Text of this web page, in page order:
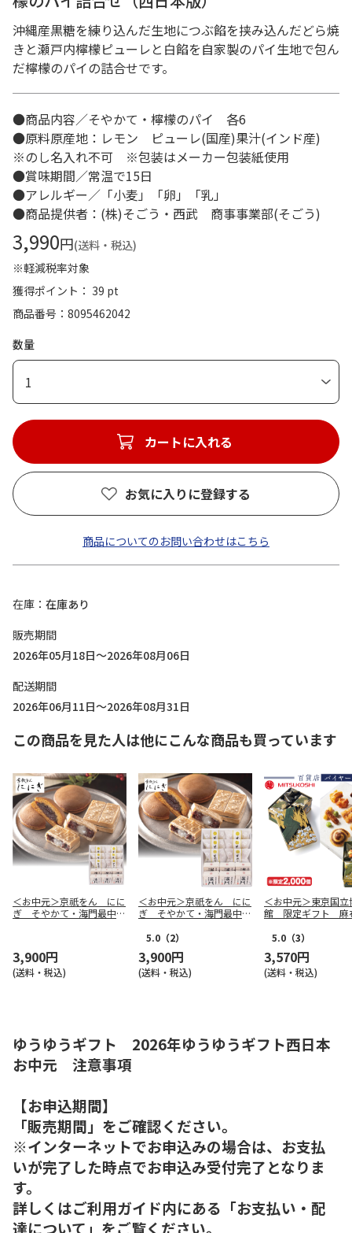
沖縄産黒糖を練り込んだ生地につぶ餡を挟み込んだどら焼
きと瀬戸内檸檬ピューレと白餡を自家製のパイ生地で包ん
だ檸檬のパイの詰合せです。
●商品内容／そやかて・檸檬のパイ 各6
●原料原産地：レモン ピューレ(国産)果汁(インド産)
※のし名入れ不可 ※包装はメーカー包装紙使用
●賞味期間／常温で15日
●アレルギー／「小麦」「卵」「乳」
●商品提供者：(株)そごう・西武 商事事業部(そごう)
3,990円(送料・税込)
※軽減税率対象
獲得ポイント： 39 pt
商品番号
8095462042
数量
1
カートに入れる
お気に入りに登録する
商品についてのお問い合わせはこちら
在庫
在庫あり
販売期間
2026年05月18日～2026年08月06日
配送期間
2026年06月11日～2026年08月31日
この商品を見た人は他にこんな商品も買っています
＜お中元＞京祇をん にに
ぎ そやかて・海門最中
3,900円
(送料・税込)
＜お中元＞京祇をん にに
ぎ そやかて・海門最中
5.0 （2）
3,900円
(送料・税込)
＜お中元＞東京国立
館 限定ギフト 麻
かりんと詰合せ（
5.0 （3）
3,570円
(送料・税込)
ゆうゆうギフト 2026年ゆうゆうギフト西日本
お中元 注意事項
【お申込期間】
「販売期間」をご確認ください。
※インターネットでお申込みの場合は、お支払
いが完了した時点でお申込み受付完了となりま
す。
詳しくはご利用ガイド内にある「お支払い・配
達について」をご覧ください。